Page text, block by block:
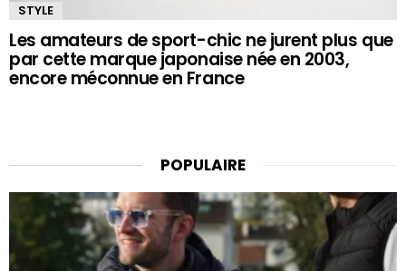
STYLE
Les amateurs de sport-chic ne jurent plus que
par cette marque japonaise née en 2003,
encore méconnue en France
POPULAIRE